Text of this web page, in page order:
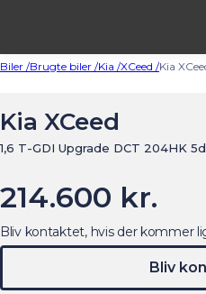
Biler /Brugte biler /Kia /XCeed /Kia
Kia XCeed
1,6 T-GDI Upgrade DCT 204HK
214.600 kr.
Bliv kontaktet, hvis der kommer
Bliv